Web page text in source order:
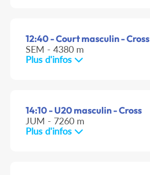
12:40 - Court masculin - Cross
SEM - 4380 m
Plus d'infos
14:10 - U20 masculin - Cross
JUM - 7260 m
Plus d'infos